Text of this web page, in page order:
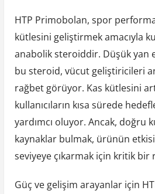
HTP Primobolan, spor
kütlesini geliştirmek amacıyla
anabolik steroiddir. Düşük yan
bu steroid, vücut geliştiricileri
rağbet görüyor. Kas kütlesini
kullanıcıların kısa sürede
yardımcı oluyor. Ancak, doğru
kaynaklar bulmak, ürünün
seviyeye çıkarmak için kritik bir
Güç ve gelişim arayanlar için